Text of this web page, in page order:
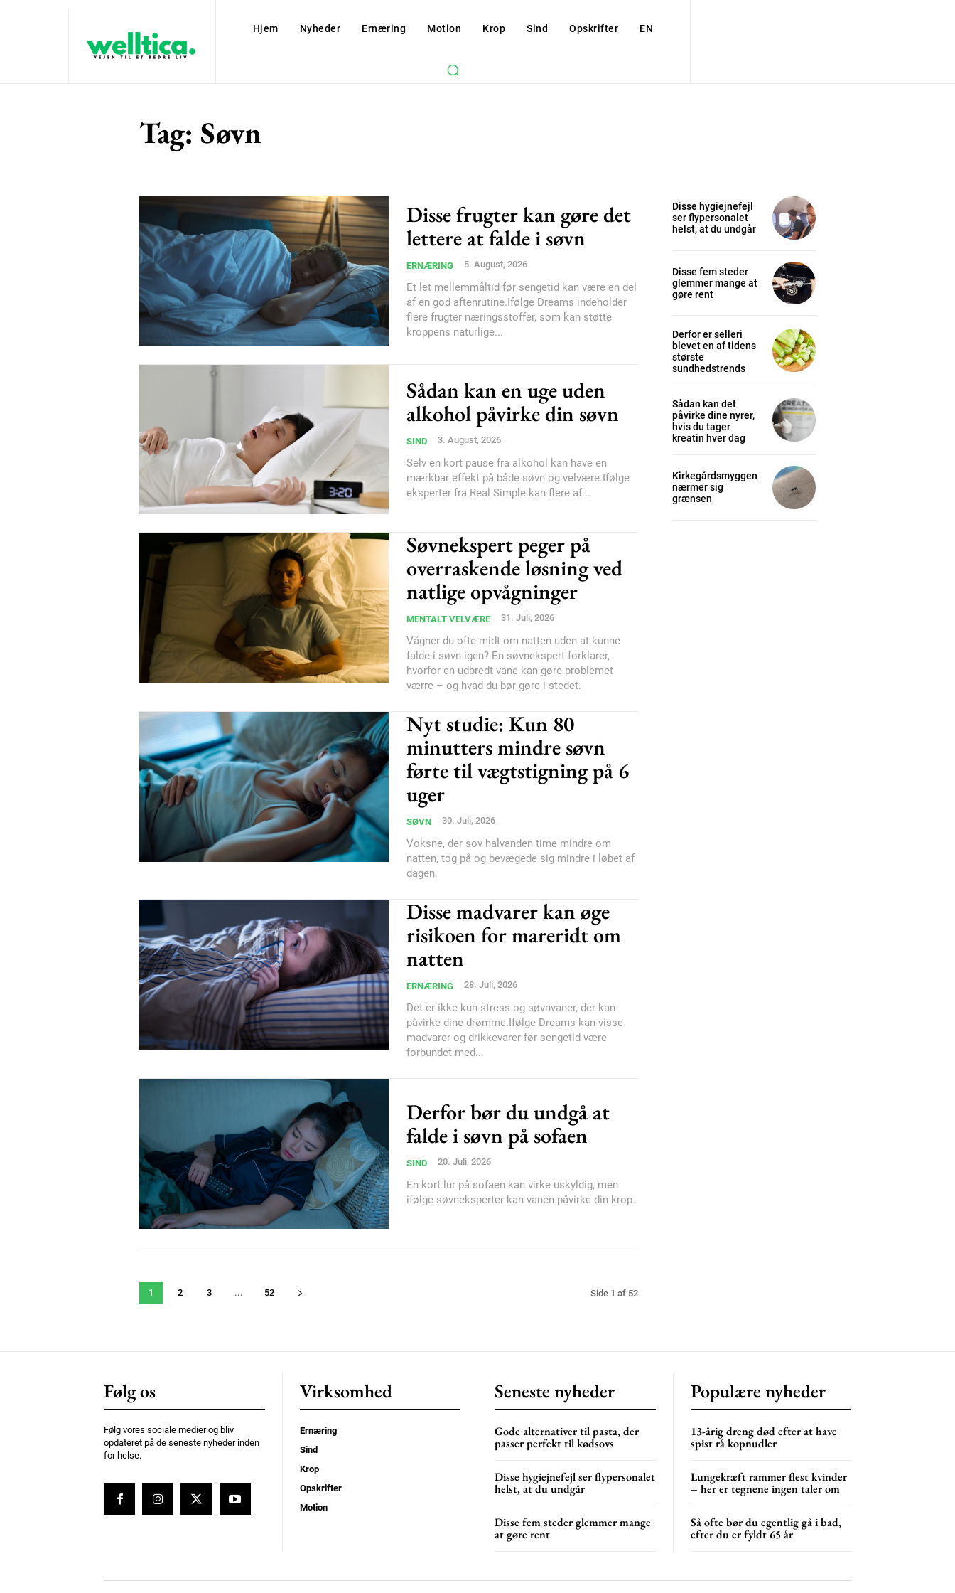
Subscription Plans
Free limited access
Gratis / forever
Nullam eu erat condimentum
Donec quis est ac felis
Orci varius natoque dolor
Member full access
Ut mollis pellentesque tortor
Nullam eu erat condimentum
YEARLY PRICING
Hjem Nyheder Ernæring Motion Krop Sind Opskrifter EN
Tag: Søvn
Disse frugter kan gøre det
lettere at falde i søvn
ERNÆRING 5. August, 2026
Et let mellemmåltid før sengetid kan være en del
af en god aftenrutine.Ifølge Dreams indeholder
flere frugter næringsstoffer, som kan støtte
kroppens naturlige...
Sådan kan en uge uden
alkohol påvirke din søvn
SIND 3. August, 2026
Selv en kort pause fra alkohol kan have en
mærkbar effekt på både søvn og velvære.Ifølge
eksperter fra Real Simple kan flere af...
Søvnekspert peger på
overraskende løsning ved
natlige opvågninger
MENTALT VELVÆRE 31. Juli, 2026
Vågner du ofte midt om natten uden at kunne
falde i søvn igen? En søvnekspert forklarer,
hvorfor en udbredt vane kan gøre problemet
værre – og hvad du bør gøre i stedet.
Nyt studie: Kun 80
minutters mindre søvn
førte til vægtstigning på 6
uger
SØVN 30. Juli, 2026
Voksne, der sov halvanden time mindre om
natten, tog på og bevægede sig mindre i løbet af
dagen.
Disse madvarer kan øge
risikoen for mareridt om
natten
ERNÆRING 28. Juli, 2026
Det er ikke kun stress og søvnvaner, der kan
påvirke dine drømme.Ifølge Dreams kan visse
madvarer og drikkevarer før sengetid være
forbundet med...
Derfor bør du undgå at
falde i søvn på sofaen
SIND 20. Juli, 2026
En kort lur på sofaen kan virke uskyldig, men
ifølge søvneksperter kan vanen påvirke din krop.
1 2 3 ... 52 Side 1 af 52
Disse hygiejnefejl
ser flypersonalet
helst, at du undgår
Disse fem steder
glemmer mange at
gøre rent
Derfor er selleri
blevet en af tidens
største
sundhedstrends
Sådan kan det
påvirke dine nyrer,
hvis du tager
kreatin hver dag
Kirkegårdsmyggen
nærmer sig
grænsen
Følg os
Følg vores sociale medier og bliv
opdateret på de seneste nyheder inden
for helse.
Virksomhed
Ernæring
Sind
Krop
Opskrifter
Motion
Seneste nyheder
Gode alternativer til pasta, der
passer perfekt til kødsovs
Disse hygiejnefejl ser flypersonalet
helst, at du undgår
Disse fem steder glemmer mange
at gøre rent
Populære nyheder
13-årig dreng død efter at have
spist rå kopnudler
Lungekræft rammer flest kvinder
– her er tegnene ingen taler om
Så ofte bør du egentlig gå i bad,
efter du er fyldt 65 år